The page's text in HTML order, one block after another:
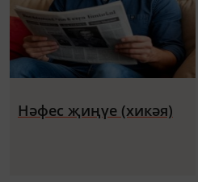
Нәфес җиңүе (хикәя)